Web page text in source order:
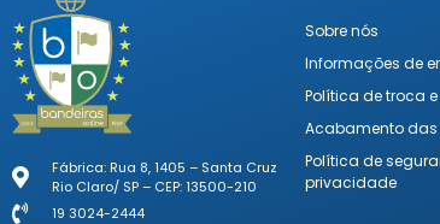
Fábrica: Rua 8, 1405 – Santa Cruz
Rio Claro/ SP – CEP: 13500-210
19 3024-2444
Sobre nós
Informações de
Política de troca
Acabamento
Política de
privacidade